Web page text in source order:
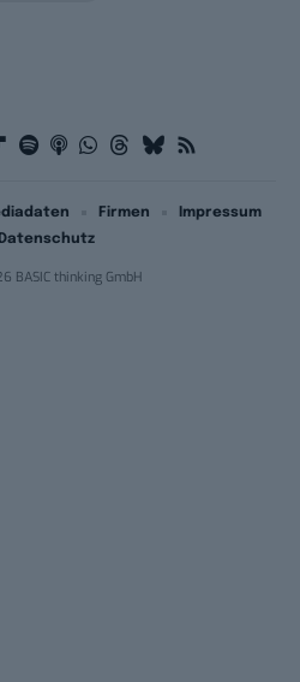
BASIC thinking GmbH
Firmen
Impressum